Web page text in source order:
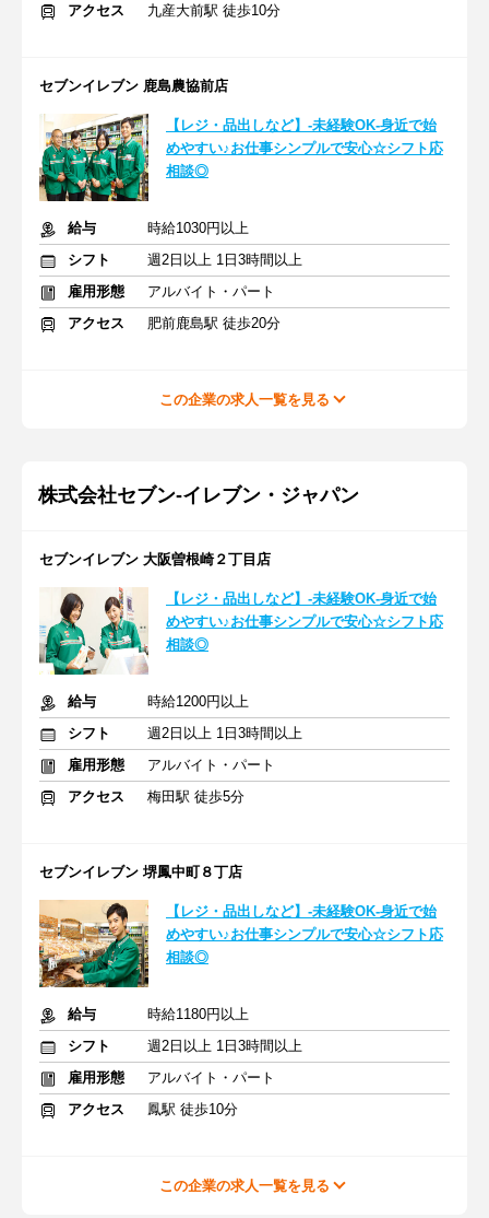
アクセス
九産大前駅 徒歩10分
セブンイレブン 鹿島農協前店
【レジ・品出しなど】-未経験OK-身近で始
めやすい♪お仕事シンプルで安心☆シフト応
相談◎
給与
時給1030円以上
シフト
週2日以上 1日3時間以上
雇用形態
アルバイト・パート
アクセス
肥前鹿島駅 徒歩20分
この企業の求人一覧を見る
株式会社セブン-イレブン・ジャパン
セブンイレブン 大阪曽根崎２丁目店
【レジ・品出しなど】-未経験OK-身近で始
めやすい♪お仕事シンプルで安心☆シフト応
相談◎
給与
時給1200円以上
シフト
週2日以上 1日3時間以上
雇用形態
アルバイト・パート
アクセス
梅田駅 徒歩5分
セブンイレブン 堺鳳中町８丁店
【レジ・品出しなど】-未経験OK-身近で始
めやすい♪お仕事シンプルで安心☆シフト応
相談◎
給与
時給1180円以上
シフト
週2日以上 1日3時間以上
雇用形態
アルバイト・パート
アクセス
鳳駅 徒歩10分
この企業の求人一覧を見る